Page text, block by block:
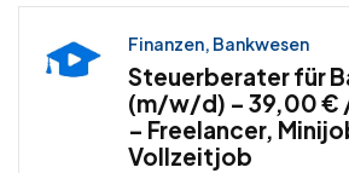
Finanzen, Bankwesen
Steuerberater für
(m/w/d) – 39,00 €
– Freelancer,
Vollzeitjob